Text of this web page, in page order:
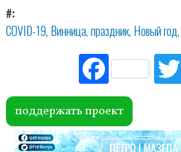
#
COVID-19 Винница праздник Новый год
Fac
ebo
ok
поддержать проект